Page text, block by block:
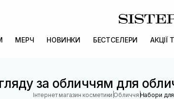
МЕРЧ НОВИНКИ БЕСТСЕЛЕРИ АКЦІЇ
за обличчям для
Інтернет магазин косметики |Обличчя |Набори